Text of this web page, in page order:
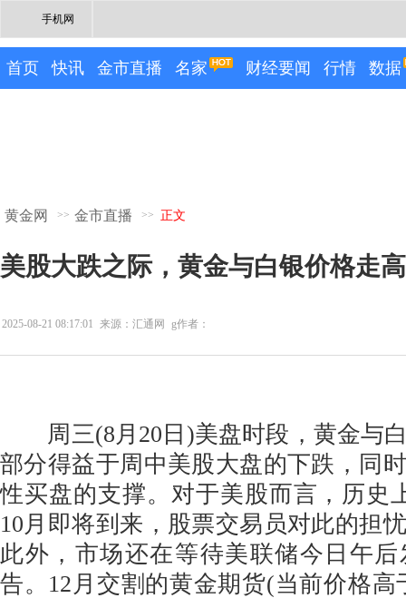
手机网
首页 快讯 金市直播 名家 财经要闻 行情 数据
黄金网 >> 金市直播 >> 正文
美股大跌之际，黄金与白银价格走高
2025-08-21 08:17:01 来源：汇通网 g作者：
周三(8月20日)美盘时段，黄金与
部分得益于周中美股大盘的下跌，同
性买盘的支撑。对于美股而言，历史
10月即将到来，股票交易员对此的担
此外，市场还在等待美联储今日午
告。12月交割的黄金期货(当前价格高